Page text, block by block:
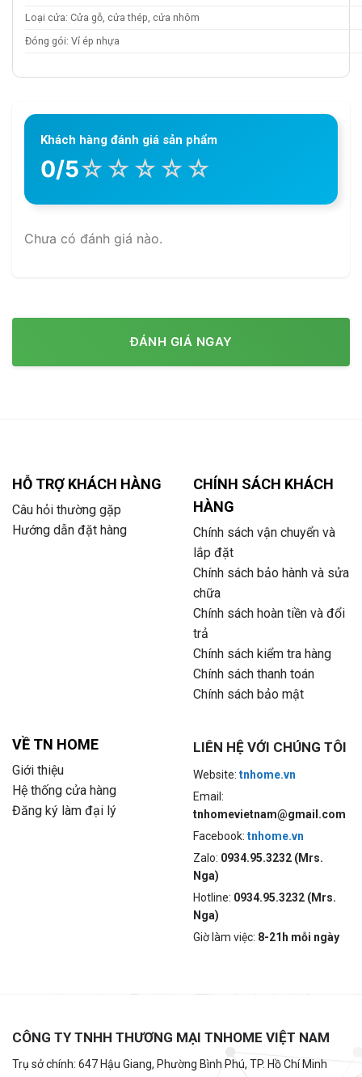
Loại cửa: Cửa gỗ, cửa thép, cửa nhôm
Đóng gói: Vỉ ép nhựa
Khách hàng đánh giá sản phẩm
0/5☆ ☆ ☆ ☆ ☆
Chưa có đánh giá nào.
ĐÁNH GIÁ NGAY
HỖ TRỢ KHÁCH HÀNG
Câu hỏi thường gặp
Hướng dẫn đặt hàng
CHÍNH SÁCH KHÁCH
HÀNG
Chính sách vận chuyển và
lắp đặt
Chính sách bảo hành và sửa
chữa
Chính sách hoàn tiền và đổi
trả
Chính sách kiểm tra hàng
Chính sách thanh toán
Chính sách bảo mật
VỀ TN HOME
Giới thiệu
Hệ thống cửa hàng
Đăng ký làm đại lý
LIÊN HỆ VỚI CHÚNG TÔI
Website: tnhome.vn
Email:
tnhomevietnam@gmail.com
Facebook: tnhome.vn
Zalo: 0934.95.3232 (Mrs.
Nga)
Hotline: 0934.95.3232 (Mrs.
Nga)
Giờ làm việc: 8-21h mỗi ngày
CÔNG TY TNHH THƯƠNG MẠI TNHOME VIỆT NAM
Trụ sở chính: 647 Hậu Giang, Phường Bình Phú, TP. Hồ Chí Minh